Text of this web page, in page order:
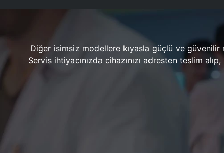
Diğer isimsiz modellere kıyasla güçlü ve
Servis ihtiyacınızda cihazınızı adresten teslim